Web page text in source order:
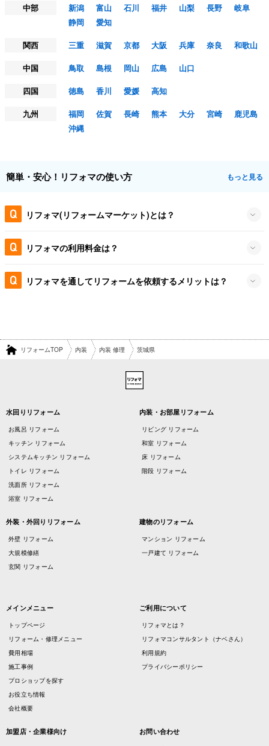
中部
新潟 富山 石川 福井 山梨 長野
岐阜
静岡
愛知
関西
三重 滋賀 京都 大阪 兵庫 奈良
和歌山
中国
鳥取 島根 岡山 広島
山口
四国
徳島 香川 愛媛
高知
九州
福岡 佐賀 長崎 熊本 大分 宮崎
鹿児島
沖縄
簡単・安心！リフォマの使い方 もっと見る
リフォマ(リフォームマーケット)とは？
リフォマの利用料金は？
リフォマを通してリフォームを依頼するメリットは？
リフォームTOP 内装 内装 修理 茨城県
水回りリフォーム
お風呂 リフォーム
キッチン リフォーム
システムキッチン リフォーム
トイレ リフォーム
洗面所 リフォーム
浴室 リフォーム
内装・お部屋リフォーム
リビング リフォーム
和室 リフォーム
床 リフォーム
階段 リフォーム
外装・外回りリフォーム
外壁 リフォーム
大規模修繕
玄関 リフォーム
建物のリフォーム
マンション リフォーム
一戸建て リフォーム
メインメニュー
トップページ
リフォーム・修理メニュー
費用相場
施工事例
プロショップを探す
お役立ち情報
会社概要
ご利用について
リフォマとは？
リフォマコンサルタント（ナベさん）
利用規約
プライバシーポリシー
加盟店・企業様向け お問い合わせ